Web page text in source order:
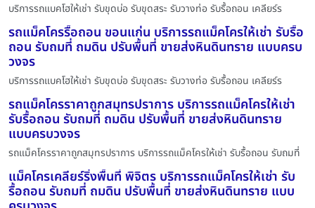
บริการรถแบคโฮให้เช่า รับขุดบ่อ รับขุดสระ รับวางท่อ รับรื้อถอน เคลียร์ร
รถแม็คโครรื้อถอน ขอนแก่น บริการรถแม็คโครให้เช่า รับรื้อ
ถอน รับถมที่ ถมดิน ปรับพื้นที่ ขายส่งหินดินทราย แบบครบ
วงจร
บริการรถแบคโฮให้เช่า รับขุดบ่อ รับขุดสระ รับวางท่อ รับรื้อถอน เคลียร์ร
รถแม็คโครราคาถูกสมุทรปราการ บริการรถแม็คโครให้เช่า
รับรื้อถอน รับถมที่ ถมดิน ปรับพื้นที่ ขายส่งหินดินทราย
แบบครบวงจร
รถแม็คโครราคาถูกสมุทรปราการ บริการรถแม็คโครให้เช่า รับรื้อถอน รับถมที่
แม็คโครเคลียร์ริ่งพื้นที่ พิจิตร บริการรถแม็คโครให้เช่า รับ
รื้อถอน รับถมที่ ถมดิน ปรับพื้นที่ ขายส่งหินดินทราย แบบ